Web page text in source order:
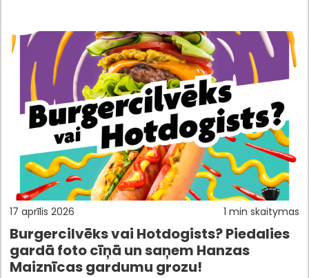
17 aprīlis 2026 1 min skaitymas
Burgercilvēks vai Hotdogists? Piedalies
gardā foto cīņā un saņem Hanzas
Maiznīcas gardumu grozu!